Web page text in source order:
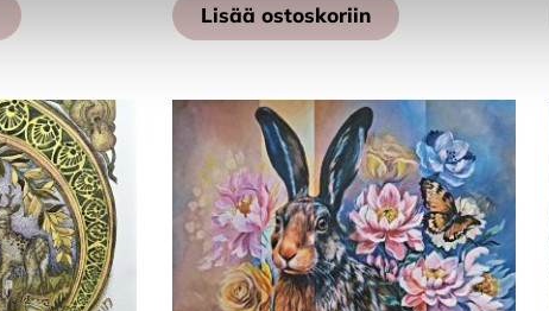
Lisää ostoskoriin